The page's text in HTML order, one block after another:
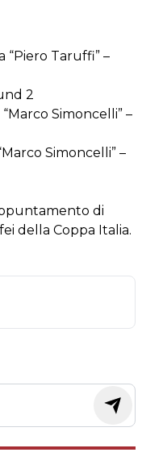
Taruffi” –
2
Simoncelli” –
Simoncelli” –
di
della Coppa Italia.